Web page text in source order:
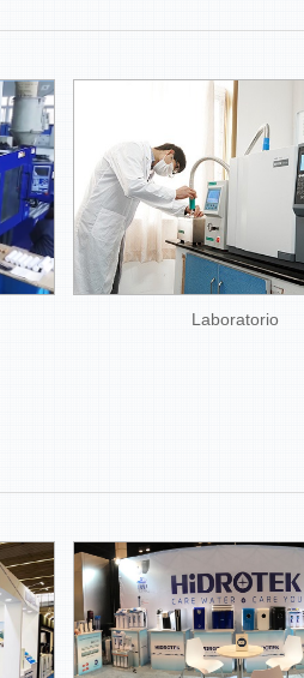
Laboratorio